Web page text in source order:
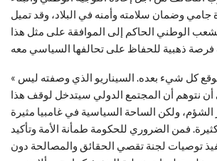
جامي وضمان سلامته وأمنه في البلاد، وقد تميل
الوطني الحاكم إلى الموافقة على مثل هذا
« فإذا حدث ذلك فتوقع كل شيء بعده. السيناريو الذي وصفته ليس
أن نتوهم أن المجتمع الدولي سيتدخل لوقف هذا
ولكن الساحة السياسية في غامبيا مثيرة
فمن الضروري للحكومة طمأنة الأمة وتأكيد
توصيات لجنة تقصي الحقائق والمصالحة دون